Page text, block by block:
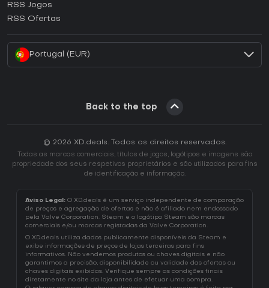
Como ativar uma CD Key EA App?
RSS Jogos
RSS Ofertas
Portugal (EUR)
Back to the top
© 2026 XD.deals. Todos os direitos reservados.
Todas as marcas comerciais, títulos de jogos, logótipos e imagens são
propriedade dos seus respetivos proprietários e são utilizados para fins
de identificação e informação.
Aviso Legal: O XD.deals é um serviço independente de comparação
de preços e agregação de ofertas e não é afiliado nem endossado
pela Valve Corporation. Steam e o logótipo Steam são marcas
comerciais e/ou marcas registadas da Valve Corporation.
O XD.deals utiliza dados publicamente disponíveis da Steam e
exibe informações de preços de lojas terceiras para fins
informativos. Não vendemos produtos ou chaves digitais e não
garantimos a precisão, disponibilidade ou validade das ofertas ou
chaves digitais exibidas. Verifique sempre as condições finais
diretamente no site da loja antes de efetuar uma compra.